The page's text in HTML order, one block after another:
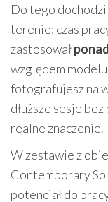
Do tego
terenie: czas
zastosował
względem
fotografujesz na
dłuższe sesje
realne znaczenie.
W zestawie z
Contemporary
potencjał do